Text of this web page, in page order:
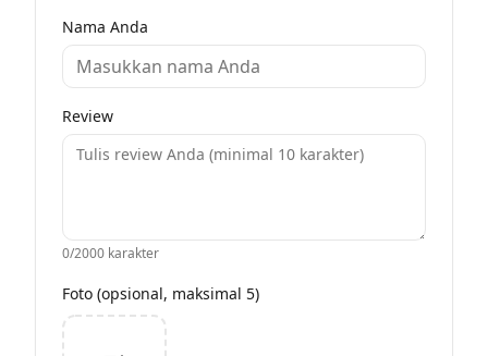
Nama Anda
Review
0/2000 karakter
Foto (opsional, maksimal 5)